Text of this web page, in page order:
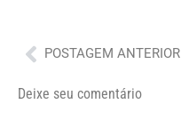
Anterior
POSTAGEM ANTERIOR
Deixe seu comentário